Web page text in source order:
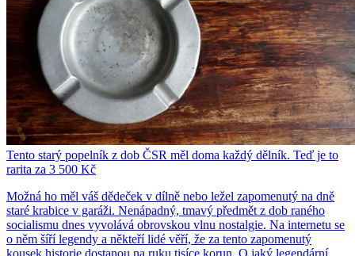
Tento starý popelník z dob ČSR měl doma každý dělník. Teď je to
rarita za 3 500 Kč
Možná ho měl váš dědeček v dílně nebo ležel zapomenutý na dně
staré krabice v garáži. Nenápadný, tmavý předmět z dob raného
socialismu dnes vyvolává obrovskou vlnu nostalgie. Na internetu se
o něm šíří legendy a někteří lidé věří, že za tento zapomenutý
kousek historie dostanou na ruku tisíce korun. O jaký legendární